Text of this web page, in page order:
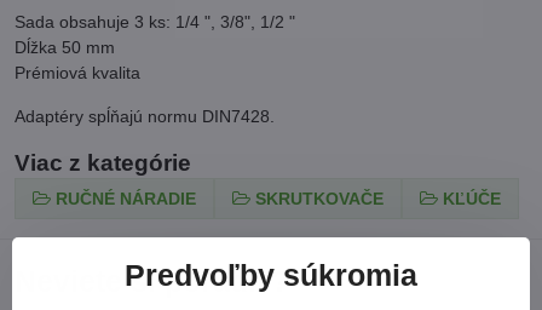
Sada obsahuje 3 ks: 1/4 ", 3/8", 1/2 "
Dĺžka 50 mm
Prémiová kvalita
Adaptéry spĺňajú normu DIN7428.
Viac z kategórie
RUČNÉ NÁRADIE SKRUTKOVAČE KĽÚČE
Neviete si poradiť?
Predvoľby súkromia